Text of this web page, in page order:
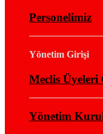
Personelimiz
Yönetim Girişi
Meclis Üyeleri
Yönetim